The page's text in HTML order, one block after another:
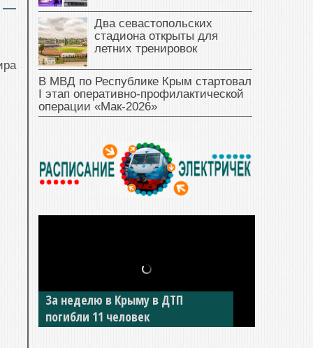
—
Два севастопольских
стадиона открыты для
летних тренировок
В МВД по Республике Крым стартовал
I этап оперативно‑профилактической
операции «Мак‑2026»
За неделю в Крыму в ДТП
погибли 11 человек